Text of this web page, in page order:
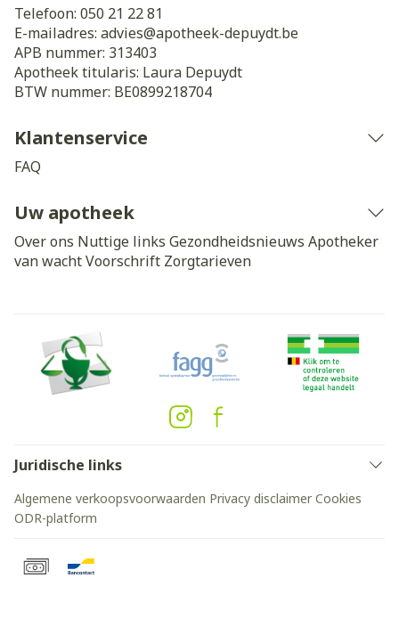
Telefoon: 050 21 22 81
E-mailadres: advies@apotheek-depuydt.be
APB nummer: 313403
Apotheek titularis: Laura Depuydt
BTW nummer: BE0899218704
Klantenservice
FAQ
Uw apotheek
Over ons Nuttige links Gezondheidsnieuws Apotheker
van wachtVoorschrift Zorgtarieven
Juridische links
Algemene verkoopsvoorwaarden Privacy disclaimer Cookies
ODR-platform